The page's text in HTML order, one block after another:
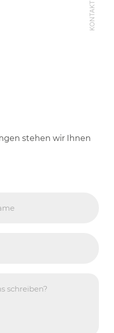
KONTAKT
stehen wir Ihnen